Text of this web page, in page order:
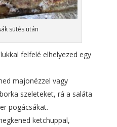
sütés után
felfelé elhelyezed egy
majonézzel vagy
szeleteket, rá a saláta
pogácsákat.
ketchuppal,